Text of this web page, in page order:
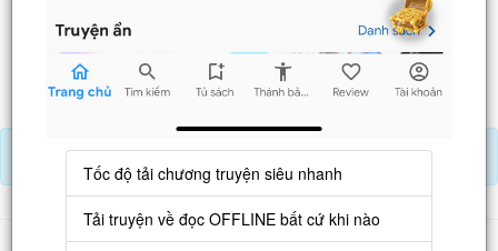
Sau
Nạp Lịch Thạch
Danh sách
Tốc độ tải chương truyện siêu nhanh
Tải truyện về đọc OFFLINE bất cứ khi nào